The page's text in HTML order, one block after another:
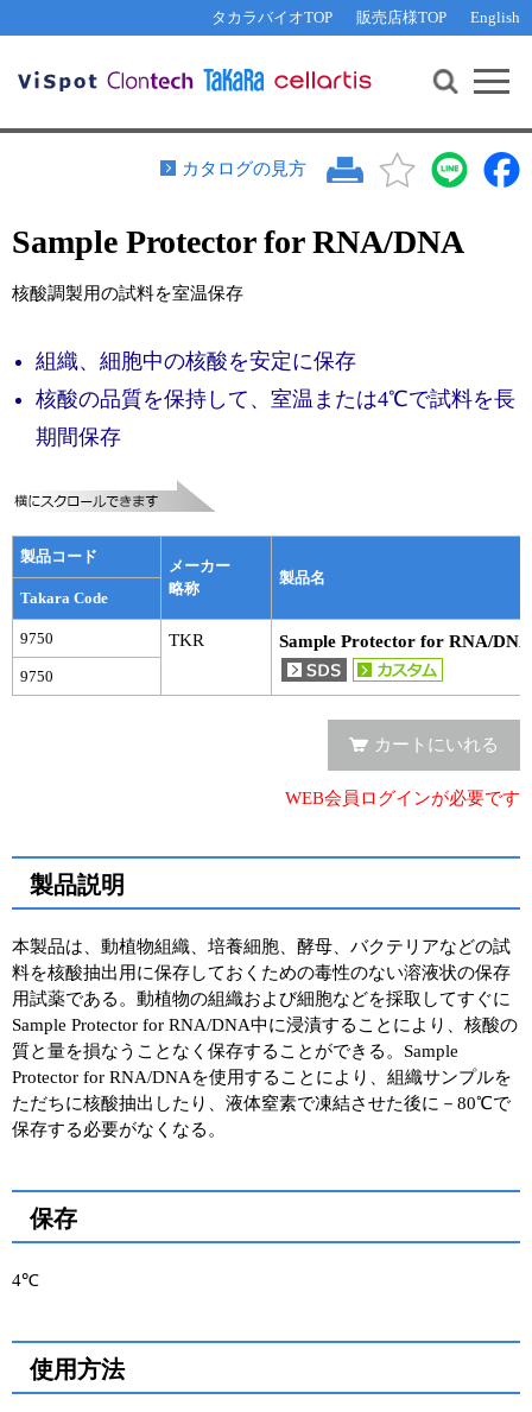
タカラバイオTOP 販売店様TOP English
機能解析・サイレンシング
PCR・等温増幅
リアルタイムPCR（qPCR）
サンプル請求
テクニカルサポートライン
その他 ライセンスに関するご相談
遺伝子組換え生物該当製品
研究支援ツール
Cut-Site Navigator 制限酵素切断サイトの検索
In-Fusion Cloning プライマー設計
抗体検索サイト
リアルタイムPCR （インターカレーター法）
プライマー検索・注文
リアルタイムPCR（プローブ法）
プライマー・プローブ検索・注文
機器ソフトウェア・ベクター配列ダウンロード
ラーニングセンター
実験ガイド
リアルタイムPCR実験ガイド
遺伝子検査ガイド（食品・水質・家畜他）
NGSポータルサイト
エピジェネティクス実験ガイド
RNAi実験ガイド
アプリケーションノート
プロトコール集
ユーザーズボイス集
Q&A
お問い合わせ WEB会員登録
カタログの見方
Sample Protector for RNA/DNA
核酸調製用の試料を室温保存
組織、細胞中の核酸を安定に保存
核酸の品質を保持して、室温または4℃で試料を長
期間保存
製品コード
メーカー
略称
製品名
Takara Code
9750 TKR Sample Protector for RNA/DNA
9750
カートにいれる
WEB会員ログインが必要です
製品説明
本製品は、動植物組織、培養細胞、酵母、バクテリアなどの試
料を核酸抽出用に保存しておくための毒性のない溶液状の保存
用試薬である。動植物の組織および細胞などを採取してすぐに
Sample Protector for RNA/DNA中に浸漬することにより、核酸の
質と量を損なうことなく保存することができる。Sample
Protector for RNA/DNAを使用することにより、組織サンプルを
ただちに核酸抽出したり、液体窒素で凍結させた後に－80℃で
保存する必要がなくなる。
保存
4℃
使用方法